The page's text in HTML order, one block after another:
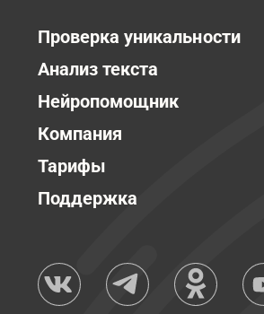
Проверка уникальности
Анализ текста
Нейропомощник
Компания
Тарифы
Поддержка